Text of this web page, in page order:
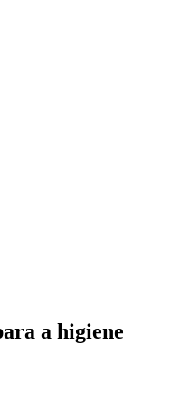
a higiene